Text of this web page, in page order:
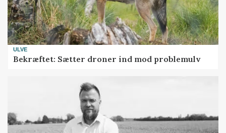
ULVE
Bekræftet: Sætter droner ind mod problemulv